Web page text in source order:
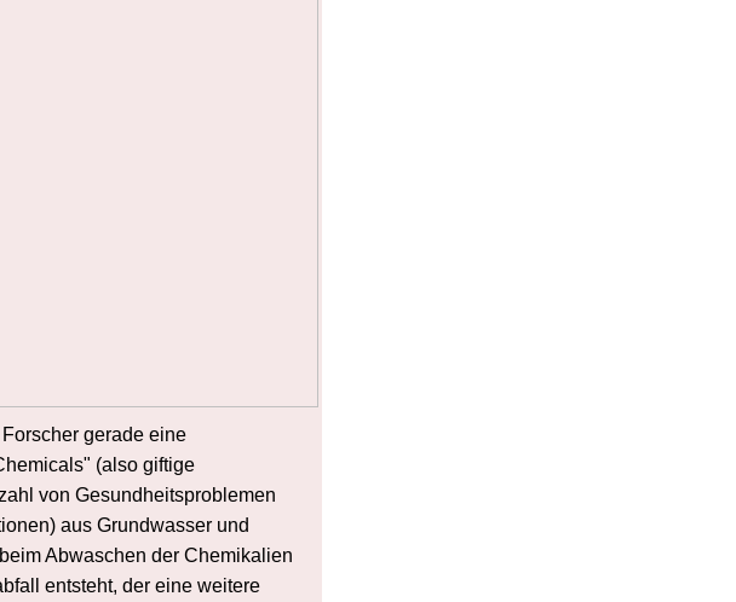
gerade eine
(also giftige
von Gesundheitsproblemen
aus Grundwasser und
Abwaschen der Chemikalien
entsteht, der eine weitere